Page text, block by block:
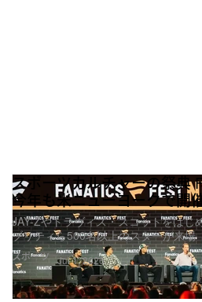
スポーツ
スポーツカルチャーの祭典
今年も米ニューヨークで開
JAY-Zやトラヴィス・スコットをはじ
ブリティら500名以上のスターが来場
Jul 1, 2026